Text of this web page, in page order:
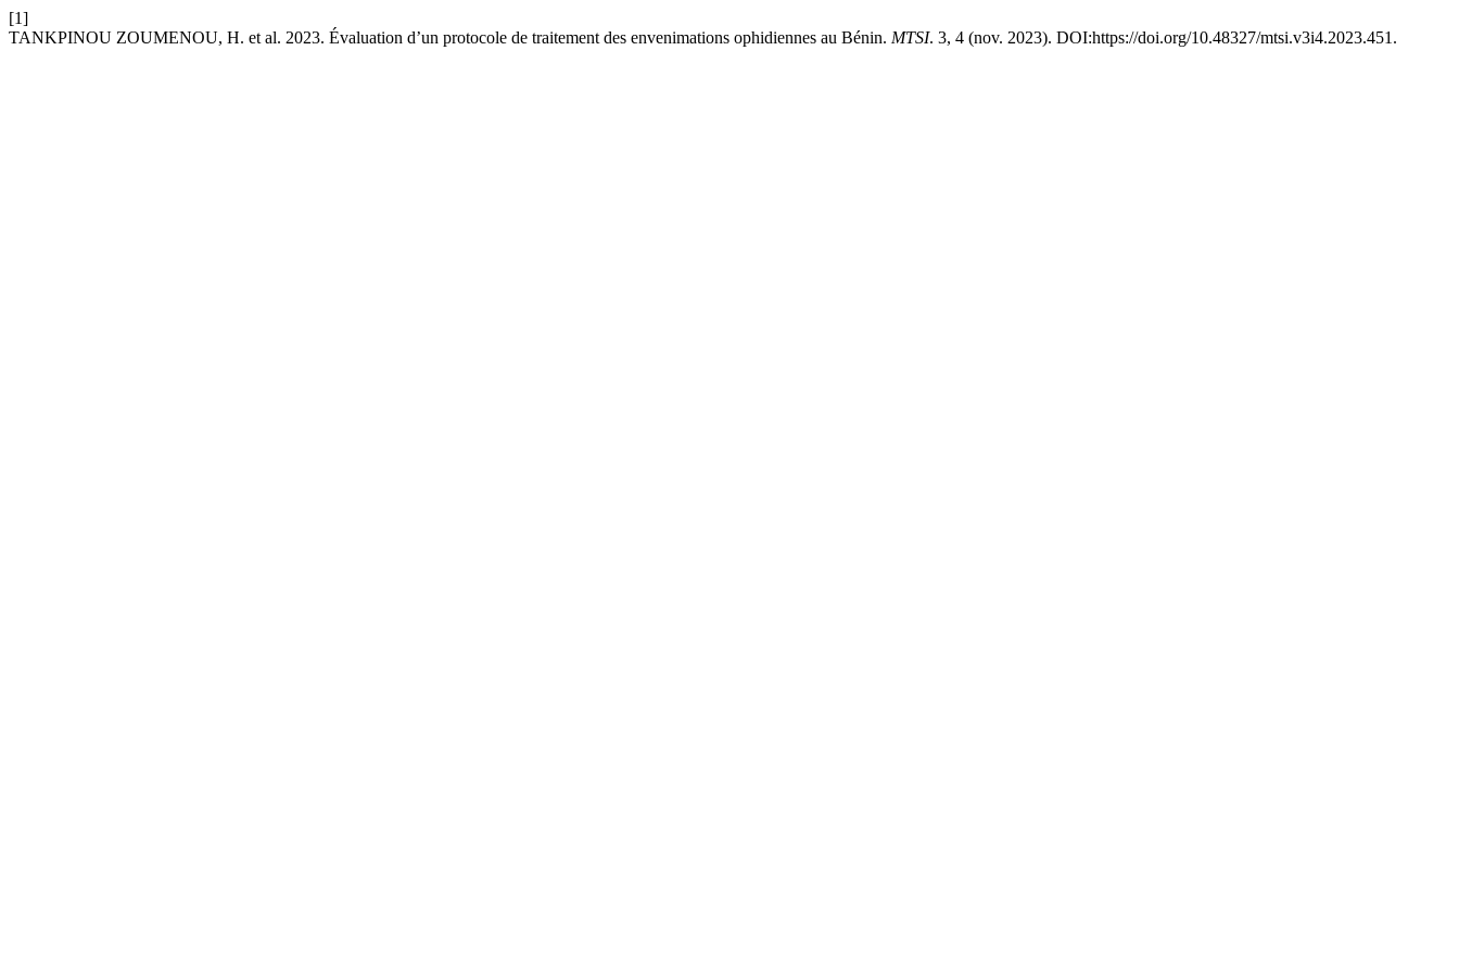
[1]
TANKPINOU ZOUMENOU, H. et al. 2023. Évaluation d’un protocole de traitement des envenimations ophidiennes au Bénin. MTSI. 3, 4 (nov. 2023). DOI:https://doi.org/10.48327/mtsi.v3i4.2023.451.